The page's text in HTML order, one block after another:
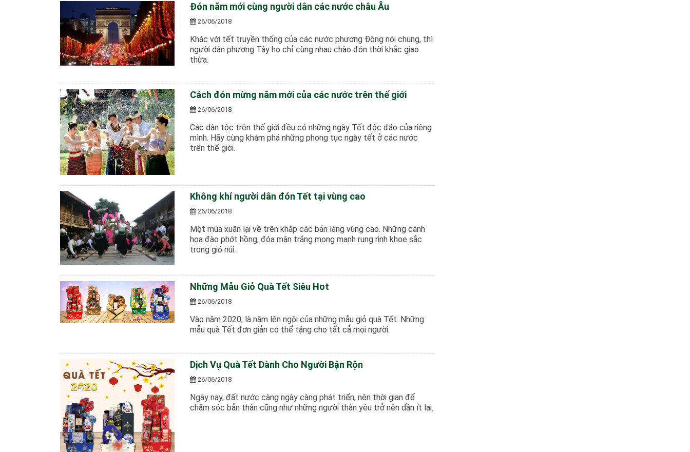
Đón năm mới cùng người dân các nước châu Âu
26/06/2018
Khác với tết truyền thống của các nước phương Đông nói chung, thì
người dân phương Tây họ chỉ cùng nhau chào đón thời khắc giao
thừa.
Cách đón mừng năm mới của các nước trên thế giới
26/06/2018
Các dân tộc trên thế giới đều có những ngày Tết độc đáo của riêng
mình. Hãy cùng khám phá những phong tục ngày tết ở các nước
trên thế giới.
Không khí người dân đón Tết tại vùng cao
26/06/2018
Một mùa xuân lại về trên khắp các bản làng vùng cao. Những cánh
hoa đào phớt hồng, đóa mận trắng mong manh rung rinh khoe sắc
trong gió núi.
Những Mẫu Giỏ Quà Tết Siêu Hot
26/06/2018
Vào năm 2020, là năm lên ngôi của những mẫu giỏ quà Tết. Những
mẫu quà Tết đơn giản có thể tặng cho tất cả mọi người.
Dịch Vụ Quà Tết Dành Cho Người Bận Rộn
26/06/2018
Ngày nay, đất nước càng ngày càng phát triển, nên thời gian để
chăm sóc bản thân cũng như những người thân yêu trở nên dần ít lại.